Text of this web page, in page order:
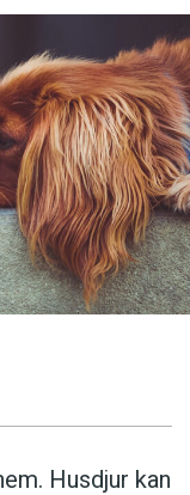
Husdjur kan